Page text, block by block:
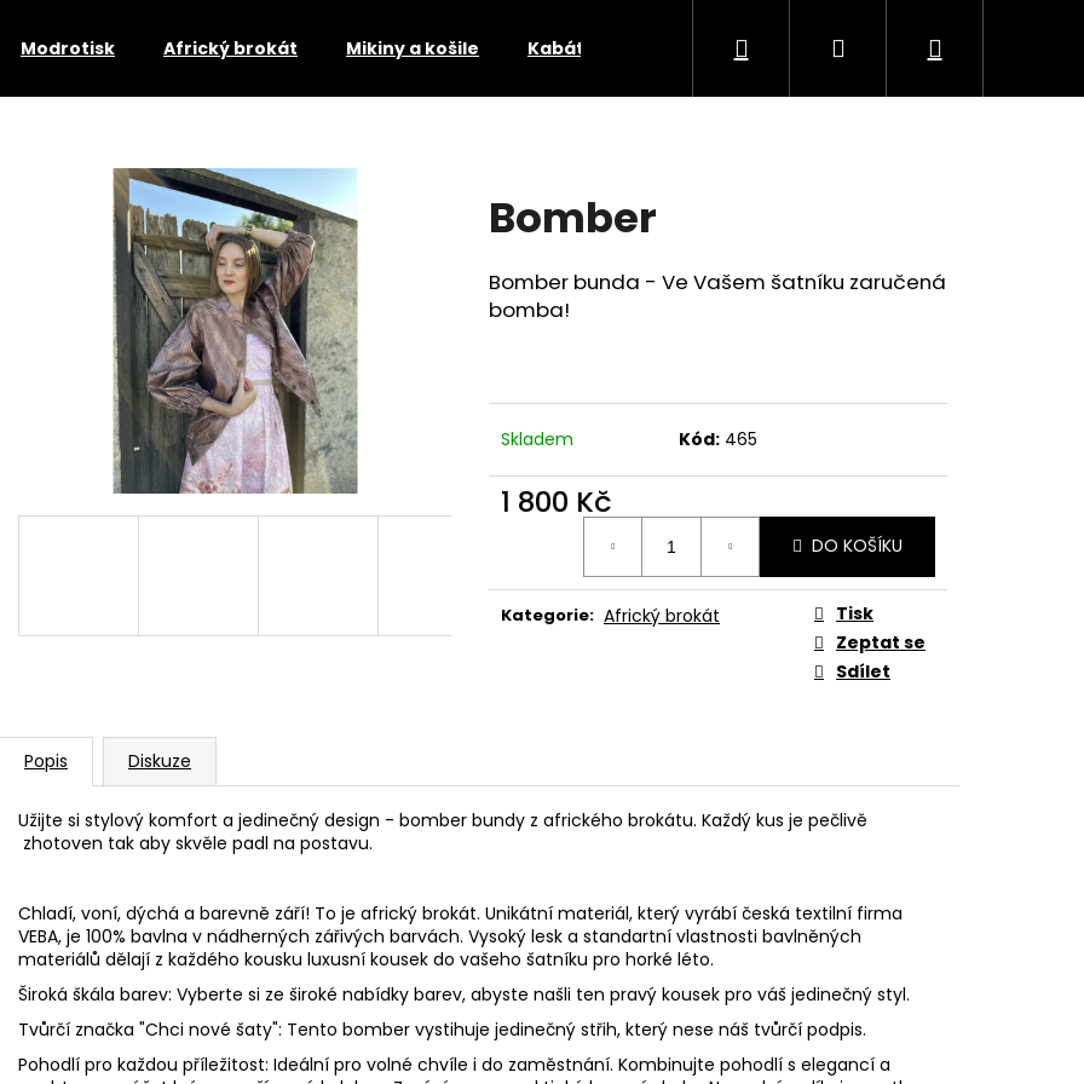
Modrotisk Africký brokát Mikiny a košile Kabáty a vesty Zero waste Voucher Styl a Kabo
Hledat PřihlášeníNákupní
Bomber
Bomber bunda - Ve Vašem šatníku zaručená
bomba!
Skladem Kód: 465
1 800 Kč
DO KOŠÍKU
Kategorie: Africký brokát
Tisk
Zeptat se
Sdílet
Popis Diskuze
Užijte si stylový komfort a jedinečný design - bomber bundy z afrického brokátu. Každý kus je pečlivě
zhotoven tak aby skvěle padl na postavu.
Chladí, voní, dýchá a barevně září! To je africký brokát. Unikátní materiál, který vyrábí česká textilní firma
VEBA, je 100% bavlna v nádherných zářivých barvách. Vysoký lesk a standartní vlastnosti bavlněných
materiálů dělají z každého kousku luxusní kousek do vašeho šatníku pro horké léto.
Široká škála barev: Vyberte si ze široké nabídky barev, abyste našli ten pravý kousek pro váš jedinečný styl.
Tvůrčí značka "Chci nové šaty": Tento bomber vystihuje jedinečný střih, který nese náš tvůrčí podpis.
Pohodlí pro každou příležitost: Ideální pro volné chvíle i do zaměstnání. Kombinujte pohodlí s elegancí a
HLEDAT
Doporučujeme
SUKNĚ TAFRO
SUKNĚ NATI